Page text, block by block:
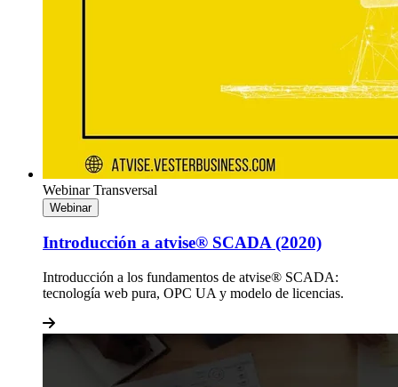
WebinarTransversal
Webinar
Introducción a atvise® SCADA (2020)
Introducción a los fundamentos de atvise® SCADA:
tecnología web pura, OPC UA y modelo de licencias.